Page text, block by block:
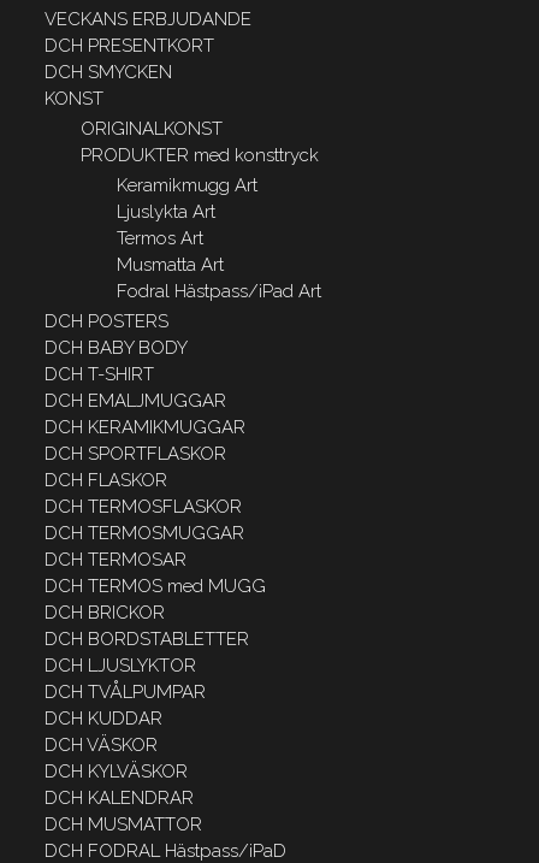
VECKANS ERBJUDANDE
DCH PRESENTKORT
DCH SMYCKEN
KONST
ORIGINALKONST
PRODUKTER med konsttryck
Keramikmugg Art
Ljuslykta Art
Termos Art
Musmatta Art
Fodral Hästpass/iPad Art
DCH POSTERS
DCH BABY BODY
DCH T-SHIRT
DCH EMALJMUGGAR
DCH KERAMIKMUGGAR
DCH SPORTFLASKOR
DCH FLASKOR
DCH TERMOSFLASKOR
DCH TERMOSMUGGAR
DCH TERMOSAR
DCH TERMOS med MUGG
DCH BRICKOR
DCH BORDSTABLETTER
DCH LJUSLYKTOR
DCH TVÅLPUMPAR
DCH KUDDAR
DCH VÄSKOR
DCH KYLVÄSKOR
DCH KALENDRAR
DCH MUSMATTOR
DCH FODRAL Hästpass/iPaD